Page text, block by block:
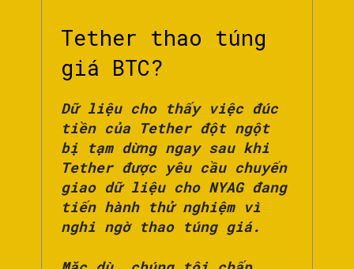
Tether thao túng
giá BTC?
Dữ liệu cho thấy việc đúc
tiền của Tether đột ngột
bị tạm dừng ngay sau khi
Tether được yêu cầu chuyển
giao dữ liệu cho NYAG đang
tiến hành thử nghiệm vì
nghi ngờ thao túng giá.